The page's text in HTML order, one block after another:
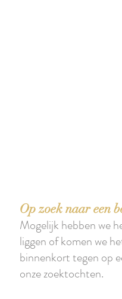
Op zoek naar een
Mogelijk hebben we
liggen of komen we
binnenkort tegen op
onze zoektochten.